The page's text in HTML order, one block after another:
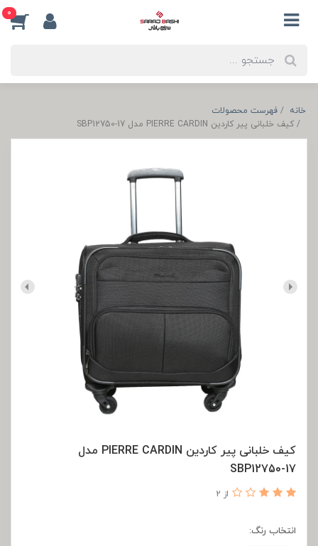
0
خانه
فهرست محصولات
کیف خلبانی پیر کاردین PIERRE CARDIN مدل SBP12750-17
کیف خلبانی پیر کاردین PIERRE CARDIN مدل
SBP12750-17
از 2
انتخاب رنگ: